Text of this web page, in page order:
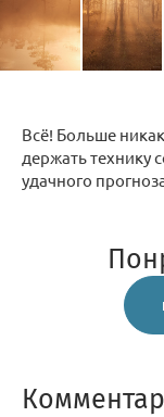
Всё! Больше
держать технику
удачного